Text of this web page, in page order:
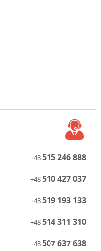
+48515 246 888
+48510 427 037
+48519 193 133
+48514 311 310
+48507 637 638